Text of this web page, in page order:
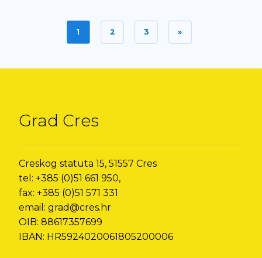
1 2 3 »
Grad Cres
Creskog statuta 15, 51557 Cres
tel: +385 (0)51 661 950,
fax: +385 (0)51 571 331
email: grad@cres.hr
OIB: 88617357699
IBAN: HR5924020061805200006